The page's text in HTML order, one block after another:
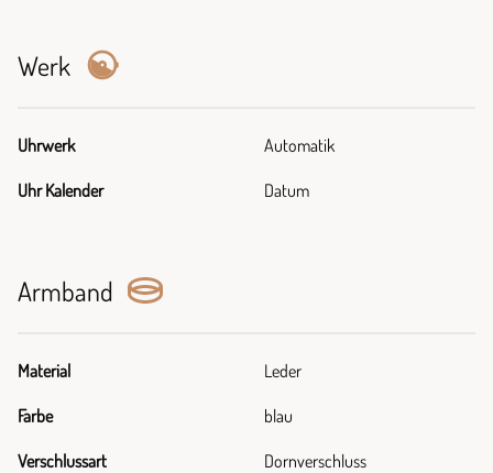
Werk
Uhrwerk Automatik
Uhr Kalender Datum
Armband
Material Leder
Farbe blau
Verschlussart Dornverschluss